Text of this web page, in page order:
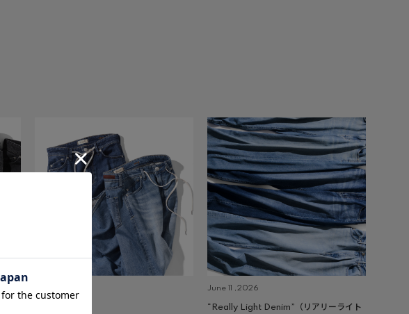
June 11 ,2026
“Really Light Denim”（リアリーライト